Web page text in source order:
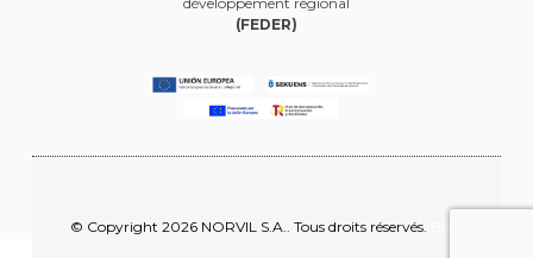
(FEDER)
© Copyright 2026 NORVIL S.A.. Tous droits réservés.